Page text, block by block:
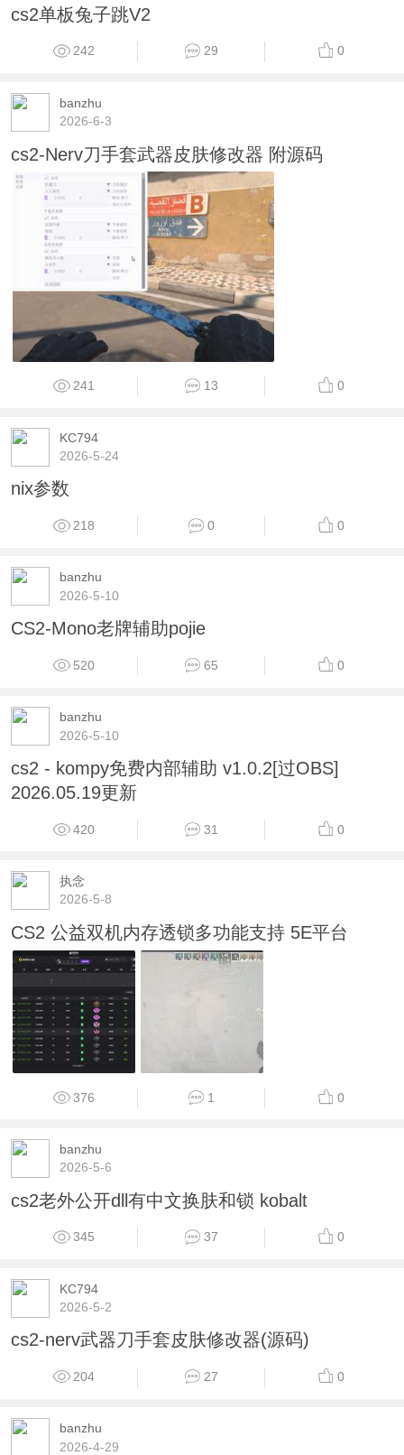
cs2单板兔子跳V2
242 29 0
banzhu
2026-6-3
cs2-Nerv刀手套武器皮肤修改器 附源码
241 13 0
KC794
2026-5-24
nix参数
218 0 0
banzhu
2026-5-10
CS2-Mono老牌辅助pojie
520 65 0
banzhu
2026-5-10
cs2 - kompy免费内部辅助 v1.0.2[过OBS]
2026.05.19更新
420 31 0
执念
2026-5-8
CS2 公益双机内存透锁多功能支持 5E平台
376 1 0
banzhu
2026-5-6
cs2老外公开dll有中文换肤和锁 kobalt
345 37 0
KC794
2026-5-2
cs2-nerv武器刀手套皮肤修改器(源码)
204 27 0
banzhu
2026-4-29